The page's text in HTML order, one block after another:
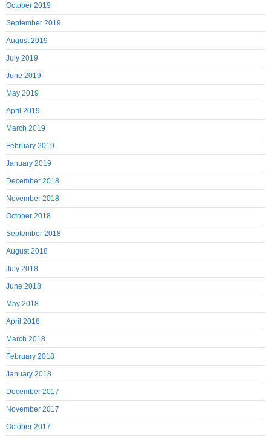
October 2019
September 2019
August 2019
July 2019
June 2019
May 2019
April 2019
March 2019
February 2019
January 2019
December 2018
November 2018
October 2018
September 2018
August 2018
July 2018
June 2018
May 2018
April 2018
March 2018
February 2018
January 2018
December 2017
November 2017
October 2017